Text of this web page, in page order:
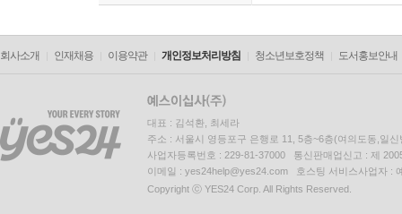
회사소개 인재채용 이용약관 개인정보처리방침 청소년보호정책 도서홍보안내
대표 : 김석환, 최세라
주소 : 서울시 영등포구 은행로 11, 5층~6층(여의도동,일신
사업자등록번호 : 229-81-37000 통신판매업신고 : 제
이메일 : yes24help@yes24.com 호스팅 서비스사업자 :
Copyright ⓒ YES24 Corp. All Rights Reserved.